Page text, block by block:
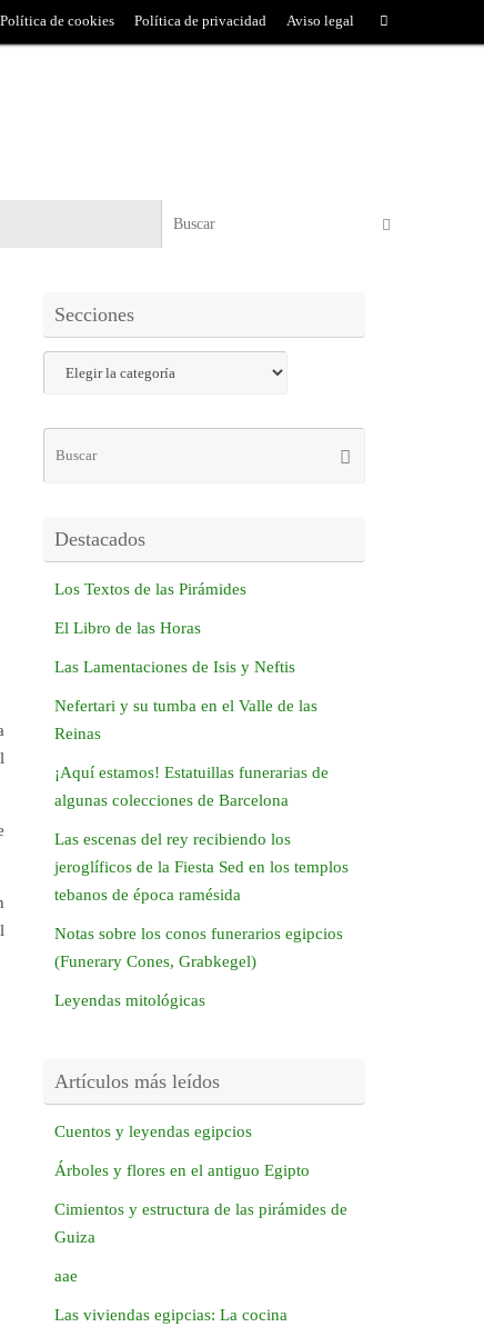
Política de cookies Política de privacidad Aviso legal
Secciones
Destacados
Los Textos de las Pirámides
El Libro de las Horas
Las Lamentaciones de Isis y Neftis
Nefertari y su tumba en el Valle de las
Reinas
¡Aquí estamos! Estatuillas funerarias de
algunas colecciones de Barcelona
Las escenas del rey recibiendo los
jeroglíficos de la Fiesta Sed en los templos
tebanos de época ramésida
Notas sobre los conos funerarios egipcios
(Funerary Cones, Grabkegel)
Leyendas mitológicas
Artículos más leídos
Cuentos y leyendas egipcios
Árboles y flores en el antiguo Egipto
Cimientos y estructura de las pirámides de
Guiza
aae
Las viviendas egipcias: La cocina